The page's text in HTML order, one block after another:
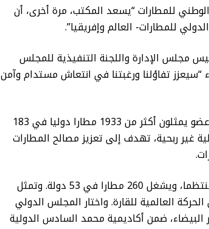
للمطارات “يسعد المكتب، مرة أخرى، أن
للمطارات- العالم وإفريقيا”.
مجلس الإدارة واللجنة التنفيذية للمجلس
“سيعزز تفاؤلنا ورغبتنا في انتعاش مستدام وآمن
والمجلس الدولي للمطارات هو منظمة دولية تضم 700 عضو يمثلون أكثر من 1933 مطارا دوليا في 183
غير ربحية، تهدف إلى تعزيز مصالح المطارات
فيما يضم المجلس الدولي للمطارات-إفريقيا 68 عضوا منتظما، ويشغل 260 مطارا في 53 دولة. وتمثل
المنظمة حوالي 93 في المئة من الحركة العالمية للقارة. واختار المجلس الدولي
مقره الرئيسي منذ عام 2006 في الدار البيضاء، ضمن أكاديمية محمد السادس الدولية